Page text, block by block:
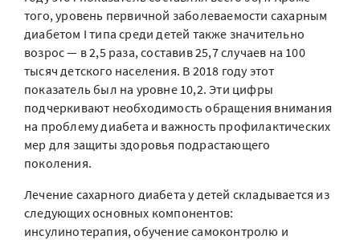
того, уровень первичной заболеваемости сахарным
диабетом I типа среди детей также значительно
возрос — в 2,5 раза, составив 25,7 случаев на 100
тысяч детского населения. В 2018 году этот
показатель был на уровне 10,2. Эти цифры
подчеркивают необходимость обращения внимания
на проблему диабета и важность профилактических
мер для защиты здоровья подрастающего
поколения.
Лечение сахарного диабета у детей складывается из
следующих основных компонентов:
инсулинотерапия, обучение самоконтролю и